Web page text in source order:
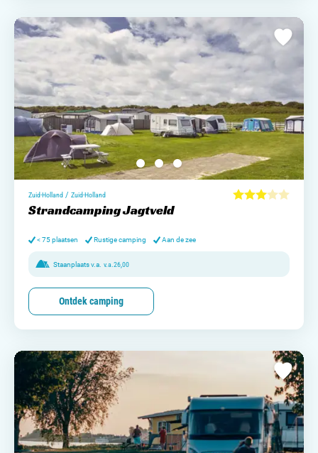
Zuid-Holland / Zuid-Holland
Strandcamping Jagtveld
< 75 plaatsen Rustige camping Aan de zee
Staanplaats v.a. v.a. 26,00
Ontdek camping